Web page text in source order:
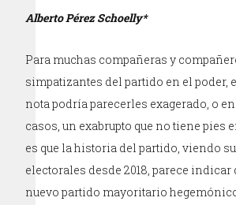
Alberto Pérez Schoelly*
Para muchas compañeras y
simpatizantes del partido en el poder,
nota podría parecerles exagerado, o
casos, un exabrupto que no tiene pies
es que la historia del partido, viendo
electorales desde 2018, parece indicar
nuevo partido mayoritario